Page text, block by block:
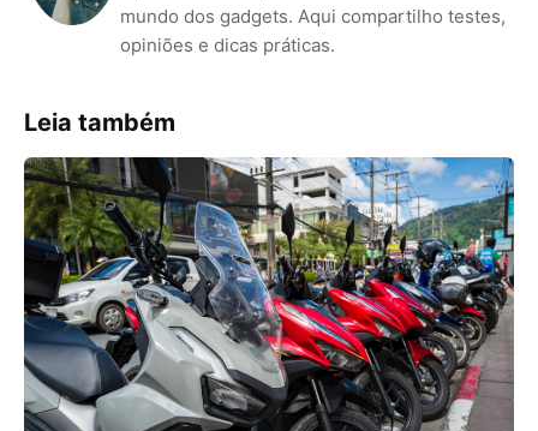
mundo dos gadgets. Aqui compartilho testes,
opiniões e dicas práticas.
Leia também